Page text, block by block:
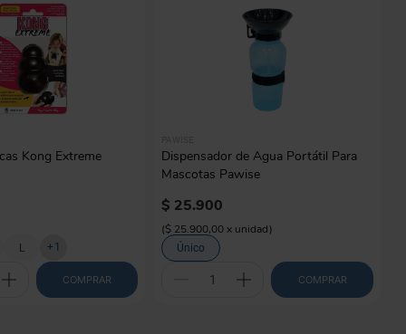
Kong Extreme
L + 1
COMPRAR
Dispensador de Agua Portátil Para
Mascotas Pawise
$ 25.900
($ 25.900,00x unidad)
Único
COMPRAR